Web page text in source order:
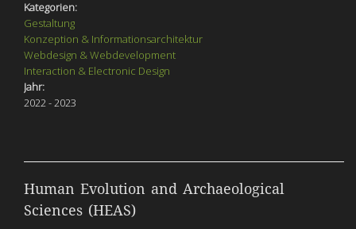
Kategorien:
Gestaltung
Konzeption & Informationsarchitektur
Webdesign & Webdevelopment
Interaction & Electronic Design
Jahr:
2022 - 2023
Human Evolution and Archaeological
Sciences (HEAS)